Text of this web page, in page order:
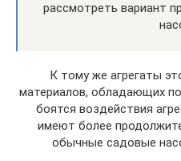
рассмотреть вариант
К тому же агрегаты
материалов, обладающих
боятся воздействия
имеют более
обычные садовые